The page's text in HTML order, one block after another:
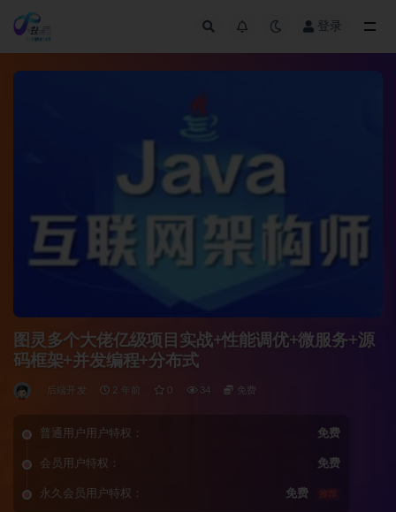
登录
图灵多个大佬亿级项目实战+性能调优+微服务+源
码框架+并发编程+分布式
后端开发 2 年前 0 34 免费
普通用户用户特权： 免费
会员用户特权： 免费
永久会员用户特权： 免费 推荐